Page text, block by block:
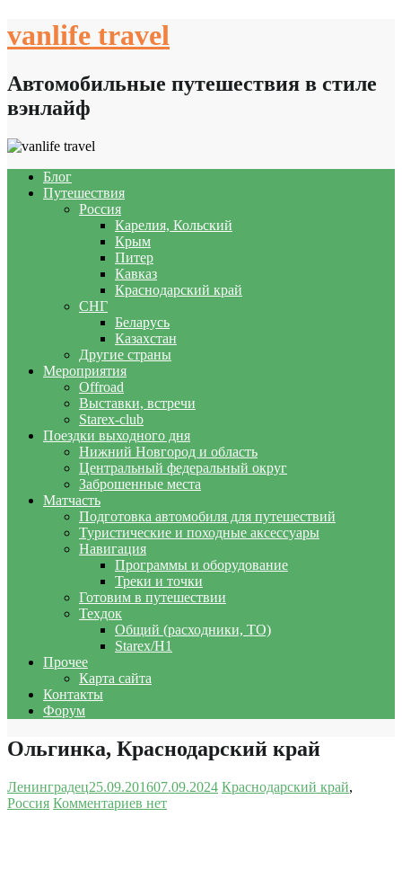
to
vanlife travel
Автомобильные путешествия в стиле
вэнлайф
Блог
Путешествия
Россия
Карелия, Кольский
Крым
Питер
Кавказ
Краснодарский край
СНГ
Беларусь
Казахстан
Другие страны
Мероприятия
Offroad
Выставки, встречи
Starex-club
Поездки выходного дня
Нижний Новгород и область
Центральный федеральный округ
Заброшенные места
Матчасть
Подготовка автомобиля для путешествий
Туристические и походные аксессуары
Навигация
Программы и оборудование
Треки и точки
Готовим в путешествии
Техдок
Общий (расходники, ТО)
Starex/H1
Прочее
Карта сайта
Контакты
Форум
Ольгинка, Краснодарский край
Ленинградец25.09.201607.09.2024 Краснодарский край,
Россия Комментариев нет